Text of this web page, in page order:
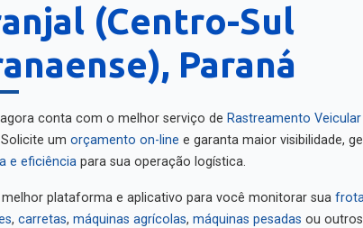
(Centro-Sul
Paraná
conta com o melhor serviço de Rastreamento Veicular
um orçamento on-line e garanta maior visibilidade,
e eficiência para sua operação logística.
plataforma e aplicativo para você monitorar sua
, carretas, máquinas agrícolas, máquinas pesadas ou